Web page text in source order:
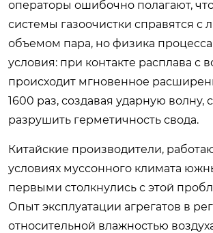
операторы ошибочно полагают,
системы газоочистки справятся с
объемом пара, но физика
условия: при контакте расплава с
происходит мгновенное
1600 раз, создавая ударную волну,
разрушить герметичность свода.
Китайские производители,
условиях муссонного климата
первыми столкнулись с этой
Опыт эксплуатации агрегатов в
относительной влажностью